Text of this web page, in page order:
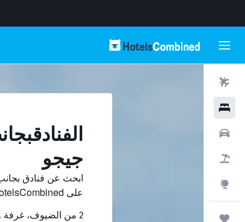
جيجو
على HotelsCombined وقارن بينها ووفّر.
2 من الضيوف، غرفة واحدة